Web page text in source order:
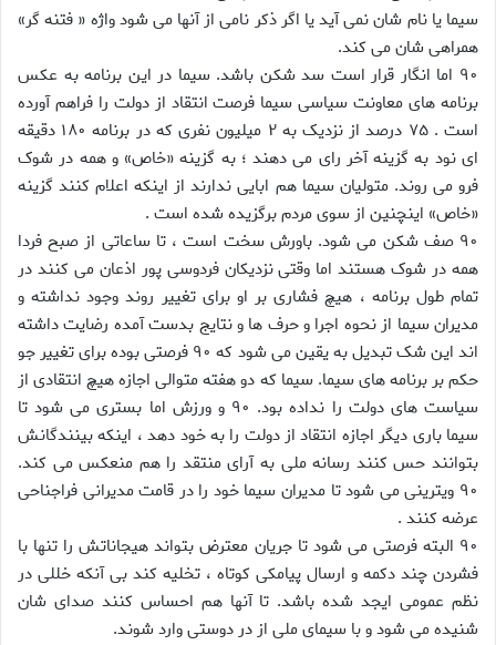
سیما یا نام شان نمی آید یا اگر ذکر نامی از آنها می شود واژه « فتنه گر»
همراهی شان می کند.
۹۰ اما انگار قرار است سد شکن باشد. سیما در این برنامه به عکس
برنامه های معاونت سیاسی سیما فرصت انتقاد از دولت را فراهم آورده
است . ۷۵ درصد از نزدیک به ۲ میلیون نفری که در برنامه ۱۸۰ دقیقه
ای نود به گزینه آخر رای می دهند ؛ به گزینه «خاص» و همه در شوک
فرو می روند. متولیان سیما هم ابایی ندارند از اینکه اعلام کنند گزینه
«خاص» اینچنین از سوی مردم برگزیده شده است .
۹۰ صف شکن می شود. باورش سخت است ، تا ساعاتی از صبح فردا
همه در شوک هستند اما وقتی نزدیکان فردوسی پور اذعان می کنند در
تمام طول برنامه ، هیچ فشاری بر او برای تغییر روند وجود نداشته و
مدیران سیما از نحوه اجرا و حرف ها و نتایج بدست آمده رضایت داشته
اند این شک تبدیل به یقین می شود که ۹۰ فرصتی بوده برای تغییر جو
حکم بر برنامه های سیما. سیما که دو هفته متوالی اجازه هیچ انتقادی از
سیاست های دولت را نداده بود. ۹۰ و ورزش اما بستری می شود تا
سیما باری دیگر اجازه انتقاد از دولت را به خود دهد ، اینکه بینندگانش
بتوانند حس کنند رسانه ملی به آرای منتقد را هم منعکس می کند.
۹۰ ویترینی می شود تا مدیران سیما خود را در قامت مدیرانی فراجناحی
عرضه کنند .
۹۰ البته فرصتی می شود تا جریان معترض بتواند هیجاناتش را تنها با
فشردن چند دکمه و ارسال پیامکی کوتاه ، تخلیه کند بی آنکه خللی در
نظم عمومی ایجد شده باشد. تا آنها هم احساس کنند صدای شان
شنیده می شود و با سیمای ملی از در دوستی وارد شوند.